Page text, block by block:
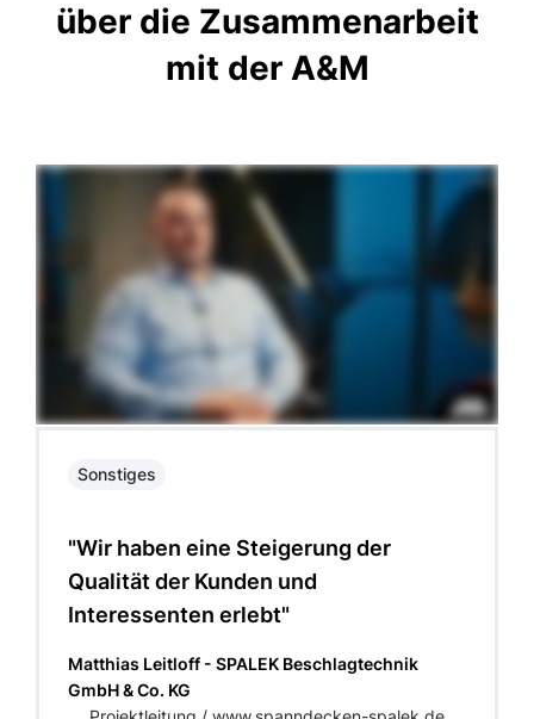
über die Zusammenarbeit
mit der A&M
Sonstiges
"Wir haben eine Steigerung der
Qualität der Kunden und
Interessenten erlebt"
Matthias Leitloff - SPALEK Beschlagtechnik
GmbH & Co. KG